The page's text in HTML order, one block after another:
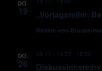
DO.
19 „Vortagsreihe:
Renate-von-Brause-
DO.
26 Diskussionsreihe
26.11 - 16:30 - 18:00